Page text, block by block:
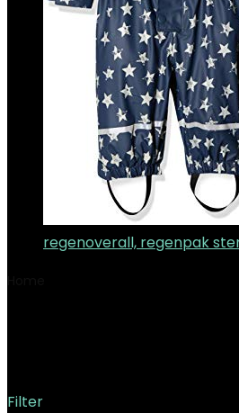
regenoverall, regenpak
Filter